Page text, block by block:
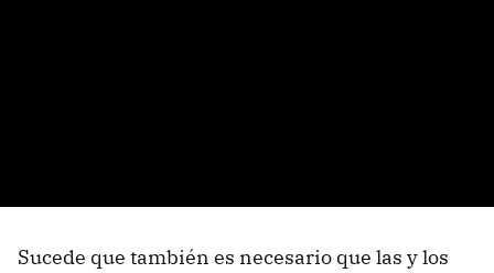
Sucede que también es necesario que las y los